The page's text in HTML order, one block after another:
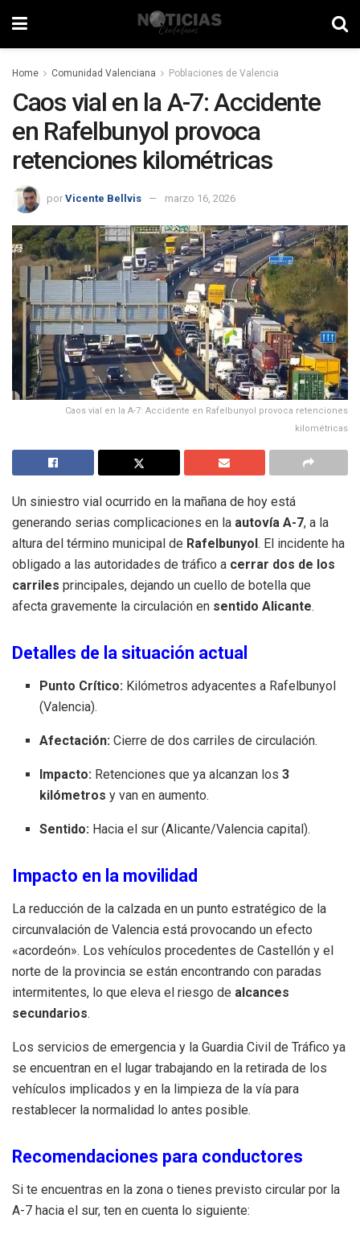
Home Comunidad Valenciana Poblaciones de Valencia
Caos vial en la A-7: Accidente
en Rafelbunyol provoca
retenciones kilométricas
por Vicente Bellvis marzo 16, 2026
Caos vial en la A-7: Accidente en Rafelbunyol provoca retenciones
kilométricas
Un siniestro vial ocurrido en la mañana de hoy está
generando serias complicaciones en la autovía A-7, a la
altura del término municipal de Rafelbunyol. El incidente ha
obligado a las autoridades de tráfico a cerrar dos de los
carriles principales, dejando un cuello de botella que
afecta gravemente la circulación en sentido Alicante.
Detalles de la situación actual
Punto Crítico: Kilómetros adyacentes a Rafelbunyol
(Valencia).
Afectación: Cierre de dos carriles de circulación.
Impacto: Retenciones que ya alcanzan los3
kilómetros y van en aumento.
Sentido: Hacia el sur (Alicante/Valencia capital).
Impacto en la movilidad
La reducción de la calzada en un punto estratégico de la
circunvalación de Valencia está provocando un efecto
«acordeón». Los vehículos procedentes de Castellón y el
norte de la provincia se están encontrando con paradas
intermitentes, lo que eleva el riesgo de alcances
secundarios.
Los servicios de emergencia y la Guardia Civil de Tráfico ya
se encuentran en el lugar trabajando en la retirada de los
vehículos implicados y en la limpieza de la vía para
restablecer la normalidad lo antes posible.
Recomendaciones para conductores
Si te encuentras en la zona o tienes previsto circular por la
A-7 hacia el sur, ten en cuenta lo siguiente: